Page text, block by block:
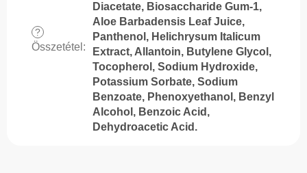
?
Összetétel :
Diacetate, Biosaccharide Gum-1,
Aloe Barbadensis Leaf Juice,
Panthenol, Helichrysum Italicum
Extract, Allantoin, Butylene Glycol,
Tocopherol, Sodium Hydroxide,
Potassium Sorbate, Sodium
Benzoate, Phenoxyethanol, Benzyl
Alcohol, Benzoic Acid,
Dehydroacetic Acid.